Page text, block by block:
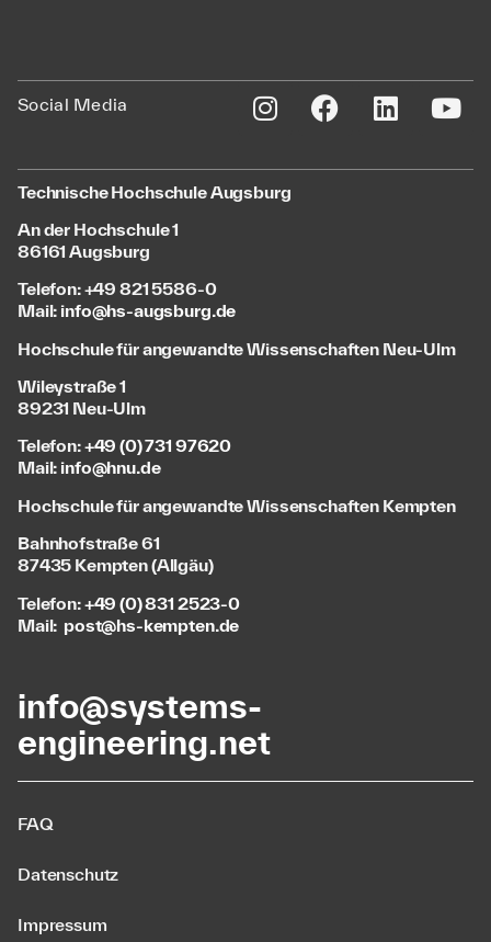
Social Media
Technische Hochschule Augsburg
An der Hochschule 1
86161 Augsburg
Telefon: +49 821 5586-0
Mail: info@hs-augsburg.de
Hochschule für angewandte Wissenschaften Neu-Ulm
Wileystraße 1
89231 Neu-Ulm
Telefon:+49 (0) 731 97620
Mail: info@hnu.de
Hochschule für angewandte Wissenschaften Kempten
Bahnhofstraße 61
87435 Kempten (Allgäu)
Telefon:+49 (0) 831 2523-0
Mail: post@hs-kempten.de
info@systems-
engineering.net
FAQ
Datenschutz
Impressum